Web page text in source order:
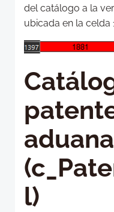
del catálogo a la
ubicada en la celda
l)